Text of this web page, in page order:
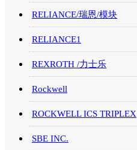
RELIANCE/瑞恩/模块
RELIANCE1
REXROTH /力士乐
Rockwell
ROCKWELL ICS TRIPLEX
SBE INC.